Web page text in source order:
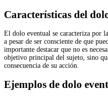
Características del
El dolo eventual se caracteriza por
a pesar de ser consciente de que
importante destacar que no es
objetivo principal del sujeto, sino
consecuencia de su acción.
Ejemplos de dolo